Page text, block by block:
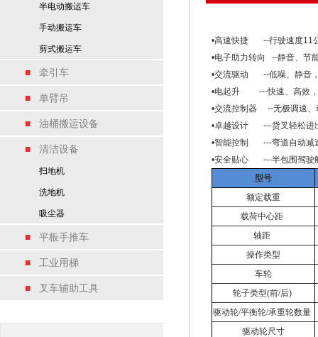
半电动搬运车
手动搬运车
剪式搬运车
■ 牵引车
■ 单臂吊
■ 油桶搬运设备
■ 清洁设备
扫地机
洗地机
吸尘器
■ 平板手推车
■ 工业用梯
■ 叉车辅助工具
•高速快捷 --行驶速度11
•电子助力转向 --静音、节
•交流驱动 --低噪、静音
•电起升 ---快速、高效
•交流控制器 --无极调速
•卓越设计 ---货叉轻松进
•智能控制 ---弯道自动减
•安全贴心 ---半包围驾驶
型号
额定载重
载荷中心距
轴距
操作类型
车轮
轮子类型(前/后)
驱动轮/平衡轮/承重轮数量
驱动轮尺寸